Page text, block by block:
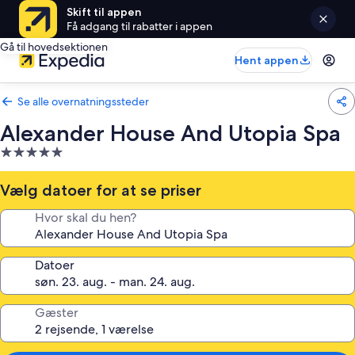
Skift til appen
Få adgang til rabatter i appen
Gå til hovedsektionen
Hent appen
Se alle overnatningssteder
Alexander House And Utopia Spa
5.0-
stjernet
overnatningssted
Vælg datoer for at se priser
Hvor skal du hen?
Datoer
Gæster